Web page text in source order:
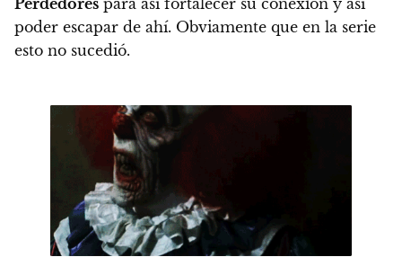
poder escapar de ahí. Obviamente que en la serie
esto no sucedió.